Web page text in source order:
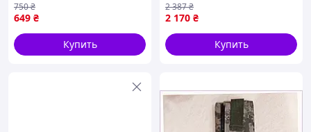
649 ₴
750₴
Купить
подвесной для
путешествий, 4 кармана
{1224-piho}
2 170 ₴
2 387₴
Купить